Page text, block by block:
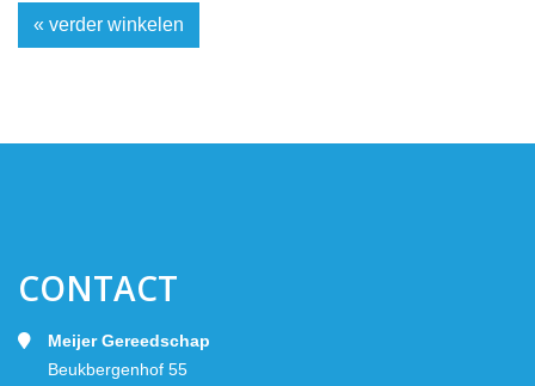
« verder winkelen
CONTACT
Meijer Gereedschap
Beukbergenhof 55